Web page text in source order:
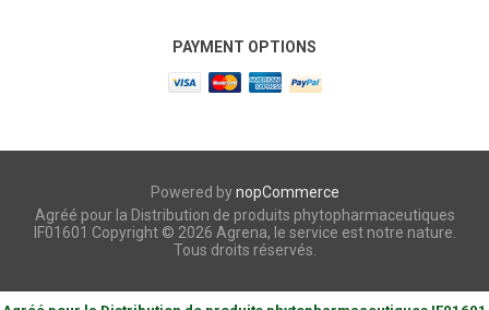
PAYMENT OPTIONS
Powered bynopCommerce
Agréé pour la Distribution de produits phytopharmaceutiques
IF01601 Copyright © 2026 Agrena, le service est notre nature.
Tous droits réservés.